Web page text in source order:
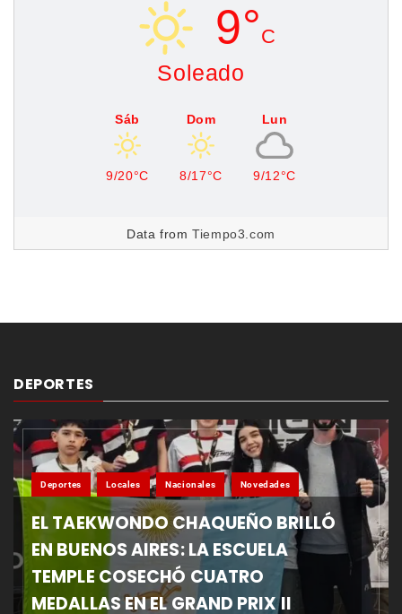
9°C
Soleado
Sáb
9/20°C
Dom
8/17°C
Lun
9/12°C
Data fromTiempo3.com
DEPORTES
Deportes Locales Nacionales Novedades
EL TAEKWONDO CHAQUEÑO BRILLÓ
EN BUENOS AIRES: LA ESCUELA
TEMPLE COSECHÓ CUATRO
MEDALLAS EN EL GRAND PRIX II